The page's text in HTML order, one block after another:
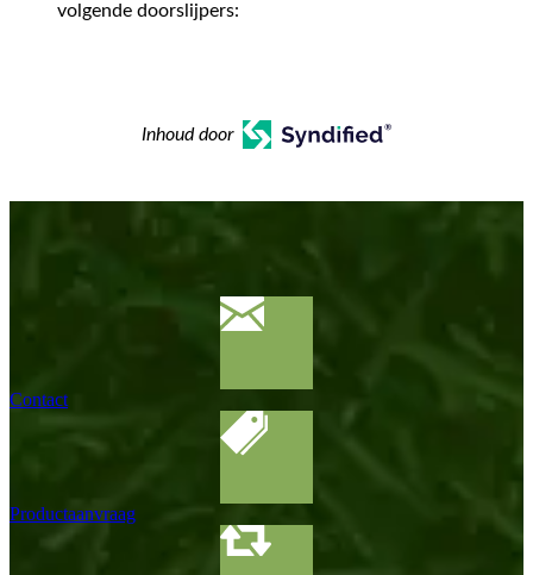
volgende doorslijpers:
Inhoud door
Contact
Productaanvraag